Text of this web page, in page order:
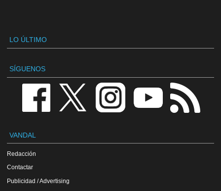
LO ÚLTIMO
SÍGUENOS
VANDAL
Redacción
Contactar
Publicidad / Advertising